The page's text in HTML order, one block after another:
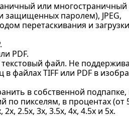
или многостраничный
защищенных паролем), JPEG,
перетаскивания и загрузки
PDF.
текстовый файл. Не
файлах TIFF или PDF в
в собственной
пикселям, в процентах (от
2.5x, 3x, 3.5x, 4x, 4.5x и 5x.